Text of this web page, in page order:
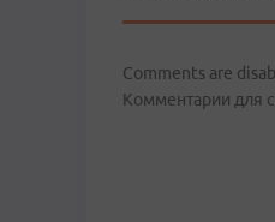
Comments are
Комментарии для